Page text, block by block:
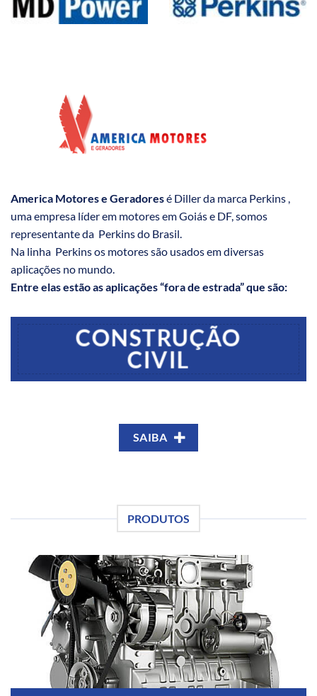
America Motores e Geradoresé Diller da marca Perkins ,
uma empresa líder em motores em Goiás e DF, somos
representante da Perkins do Brasil.
Na linha Perkins os motores são usados em diversas
aplicações no mundo.
Entre elas estão as aplicações “fora de estrada” que são:
CONSTRUÇÃO
CIVIL
SAIBA
PRODUTOS